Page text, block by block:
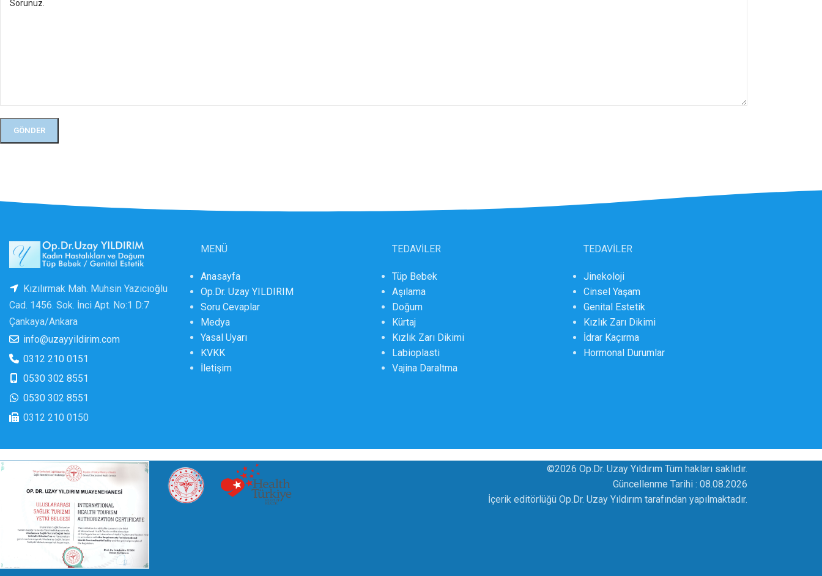
Kızılırmak Mah. Muhsin Yazıcıoğlu
Cad. 1456. Sok. İnci Apt. No:1 D:7
Çankaya/Ankara
info@uzayyildirim.com
0312 210 0151
0530 302 8551
0530 302 8551
0312 210 0150
MENÜ
Anasayfa
Op.Dr. Uzay YILDIRIM
Soru Cevaplar
Medya
Yasal Uyarı
KVKK
İletişim
TEDAVİLER
Tüp Bebek
Aşılama
Doğum
Kürtaj
Kızlık Zarı Dikimi
Labioplasti
Vajina Daraltma
TEDAVİLER
Jinekoloji
Cinsel Yaşam
Genital Estetik
Kızlık Zarı Dikimi
İdrar Kaçırma
Hormonal Durumlar
©2026 Op.Dr. Uzay Yıldırım Tüm hakları saklıdır.
Güncellenme Tarihi : 08.08.2026
İçerik editörlüğü Op.Dr. Uzay Yıldırım tarafından yapılmaktadır.